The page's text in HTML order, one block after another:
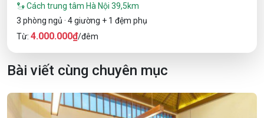
Cách trung tâm Hà Nội 39,5km
3 phòng ngủ · 4 giường + 1 đệm phụ
Từ: 4.000.000₫/đêm
Bài viết cùng chuyên mục